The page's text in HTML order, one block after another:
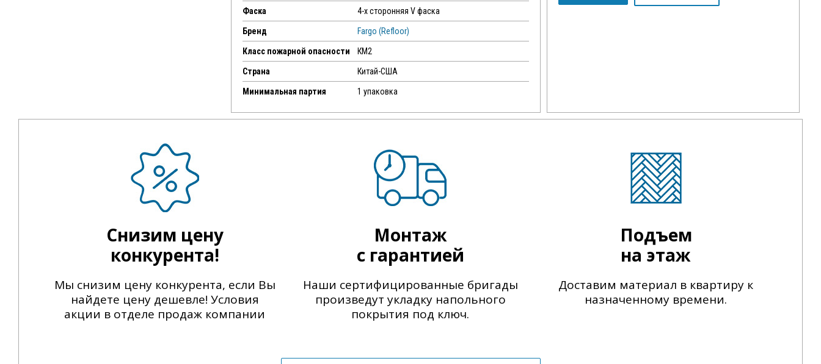
Фаска 4-х сторонняя V фаска
Бренд Fargo (Refloor)
Класс пожарной опасности КМ2
Страна Китай-США
Минимальная партия 1 упаковка
Снизим цену
конкурента!
Мы снизим цену конкурента, если Вы
найдете цену дешевле! Условия
акции в отделе продаж компании
Монтаж
с гарантией
Наши сертифицированные бригады
произведут укладку напольного
покрытия под ключ.
Подъем
на этаж
Доставим материал в квартиру к
назначенному времени.